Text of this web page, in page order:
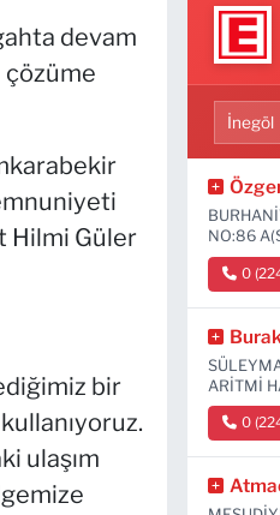
devam
çözüme
Hilmi Güler
bir
ulaşım
NO:86
0
ARİTMİ
0